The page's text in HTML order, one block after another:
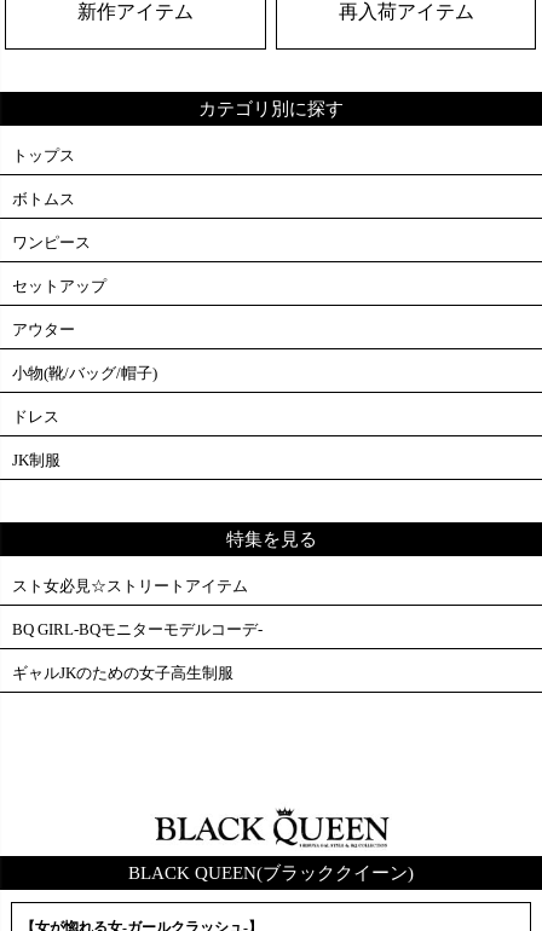
新作アイテム 再入荷アイテム
カテゴリ別に探す
トップス
ボトムス
ワンピース
セットアップ
アウター
小物(靴/バッグ/帽子)
ドレス
JK制服
特集を見る
スト女必見☆ストリートアイテム
BQ GIRL-BQモニターモデルコーデ-
ギャルJKのための女子高生制服
BLACK QUEEN(ブラッククイーン)
【女が惚れる女-ガールクラッシュ-】